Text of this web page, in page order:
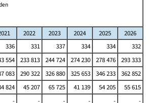
2022 2023 2024 2025
2026
336 331 337 334 334
332
554 233 813 244 724 274 230 278 476
293 333
083 290 322 326 880 325 653 346 233
362 852
824 45 207 65 725 41 139 54 205
55 615
- - - - - -